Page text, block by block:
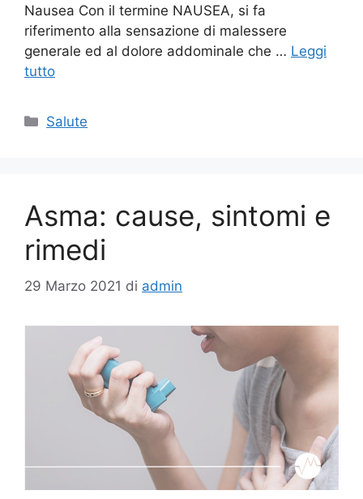
Nausea Con il termine NAUSEA, si fa
riferimento alla sensazione di malessere
generale ed al dolore addominale che … Leggi
tutto
Categorie
Salute
Asma: cause, sintomi e
rimedi
29 Marzo 2021 di admin